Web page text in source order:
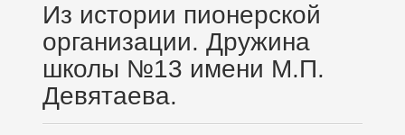
Из истории пионерской
организации. Дружина
школы №13 имени М.П.
Девятаева.